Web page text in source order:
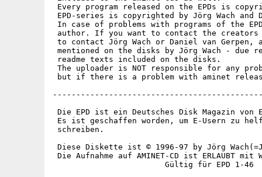
Every program released on the EPDs is
EPD-series is copyrighted by Jörg Wach and
In case of problems with programs of the
author. If you want to contact the creators
to contact Jörg Wach or Daniel van
mentioned on the disks by Jörg Wach - due
readme texts included on the disks.
The uploader is NOT responsible for any
but if there is a problem with aminet
Die EPD ist ein Deutsches Disk Magazin von
Es ist geschaffen worden, um E-Usern zu
schreiben.
Diese Diskette ist © 1996-97 by Jörg
Die Aufnahme auf AMINET-CD ist ERLAUBT mit
                        Gültig für EPD 1-46